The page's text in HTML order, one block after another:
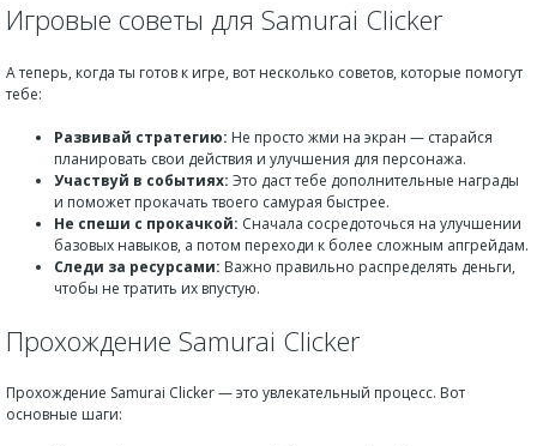
Игровые советы для Samurai Clicker
А теперь, когда ты готов к игре, вот несколько советов, которые помогут
тебе:
Развивай стратегию: Не просто жми на экран — старайся
планировать свои действия и улучшения для персонажа.
Участвуй в событиях: Это даст тебе дополнительные награды
и поможет прокачать твоего самурая быстрее.
Не спеши с прокачкой: Сначала сосредоточься на улучшении
базовых навыков, а потом переходи к более сложным апгрейдам.
Следи за ресурсами: Важно правильно распределять деньги,
чтобы не тратить их впустую.
Прохождение Samurai Clicker
Прохождение Samurai Clicker — это увлекательный процесс. Вот
основные шаги: